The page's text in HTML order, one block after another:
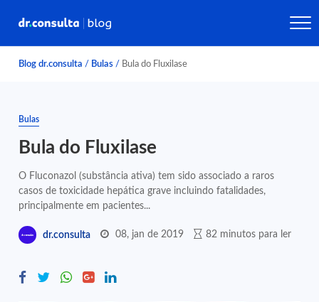
Blog dr.consulta / Bulas / Bula do Fluxilase
Bulas
Bula do Fluxilase
O Fluconazol (substância ativa) tem sido associado a raros
casos de toxicidade hepática grave incluindo fatalidades,
principalmente em pacientes...
dr.consulta 08, jan de 2019 82 minutos para ler